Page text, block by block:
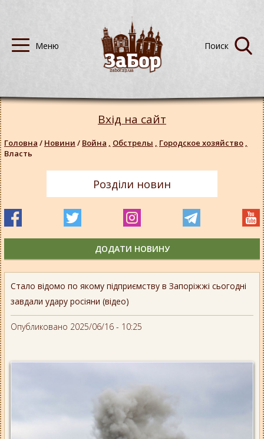
Стало відомо по якому підприємству в Запоріжжі сьогодні
завдали удару росіяни (відео)
Опубликовано 2025/06/16 - 10:25
Вхід на сайт
Головна / Новини / Война , Обстрелы , Городское хозяйство ,
Власть
Розділи новин
ДОДАТИ НОВИНУ